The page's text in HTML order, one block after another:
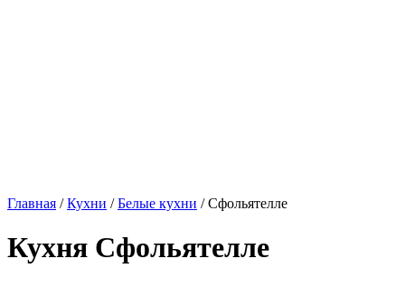
Главная /Кухни /Белые кухни / Сфольятелле
Кухня Сфольятелле